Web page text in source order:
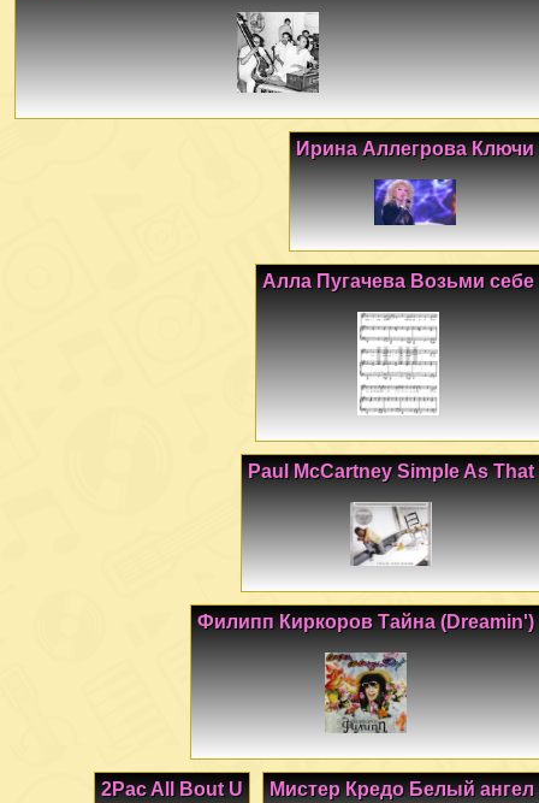
Ирина Аллегрова Ключи
Алла Пугачева Возьми себе
Paul McCartney Simple As That
Филипп Киркоров Тайна (Dreamin')
Мистер Кредо Белый ангел
2Pac All Bout U